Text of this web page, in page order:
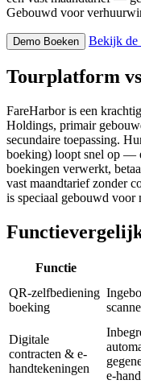
Gebouwd voor
Demo Boeken Bekijk de
Tourplatform
FareHarbor is een
Holdings, primair
secundaire toepassing.
boeking) loopt snel op —
boekingen verwerkt,
vast maandtarief zonder
is speciaal gebouwd voor
Functie
QR-zelfbediening
boeking
Digitale
contracten & e-
handtekeningen
e-